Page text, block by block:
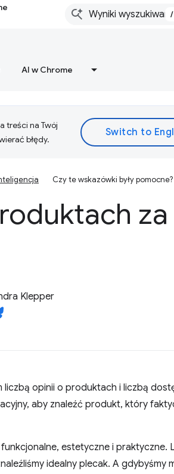
/
AI w Chrome
treści na Twój
błędy.
Czy te wskazówki były pomocne?
za
Klepper
liczbą opinii o produktach i liczbą
aby znaleźć produkt, który
estetyczne i praktyczne.
idealny plecak. A gdybyśmy